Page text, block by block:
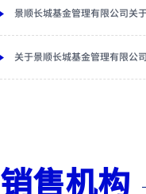
景顺长城基金管理有限公司关
关于景顺长城基金管理有限公
销售机构